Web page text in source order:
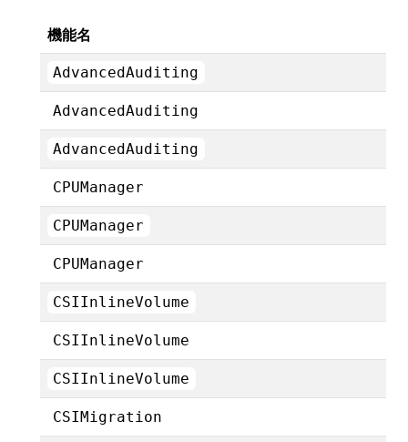
機能名
AdvancedAuditing
AdvancedAuditing
AdvancedAuditing
CPUManager
CPUManager
CPUManager
CSIInlineVolume
CSIInlineVolume
CSIInlineVolume
CSIMigration